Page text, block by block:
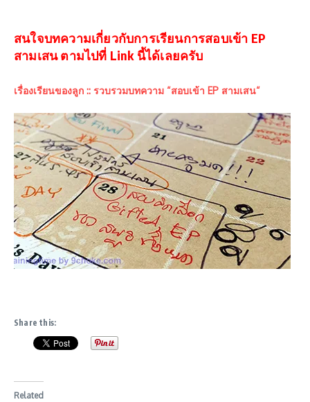
สนใจบทความเกี่ยวกับการเรียนการสอบเข้า EP
สามเสน ตามไปที่ Link นี้ได้เลยครับ
เรื่องเรียนของลูก :: รวบรวมบทความ “สอบเข้า EP สามเสน“
Share this:
Related